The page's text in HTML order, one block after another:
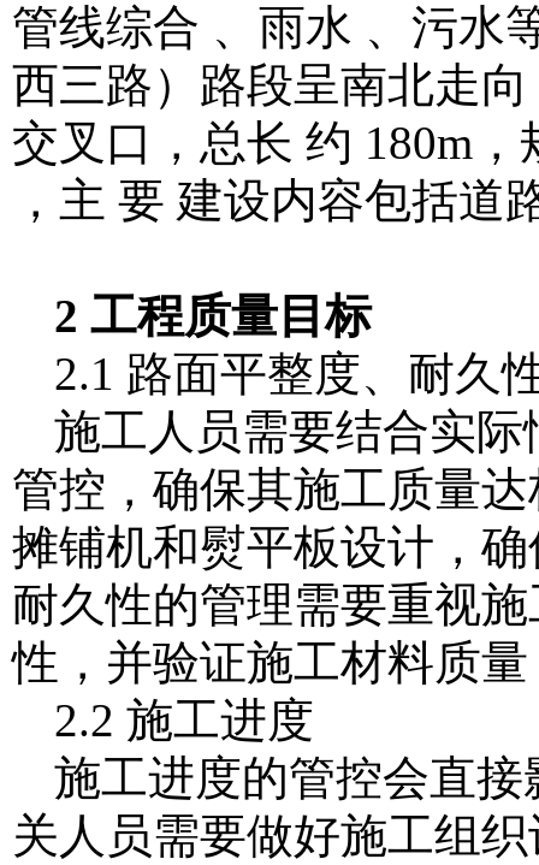
管线综合 、雨水 、污水
西三路）路段呈南北走
交叉口，总长 约 180m
，主 要 建设内容包括道
2 工程质量目标
2.1 路面平整度、耐久
施工人员需要结合实
管控，确保其施工质量
摊铺机和熨平板设计，
耐久性的管理需要重视
性，并验证施工材料质
2.2 施工进度
施工进度的管控会直
关人员需要做好施工组